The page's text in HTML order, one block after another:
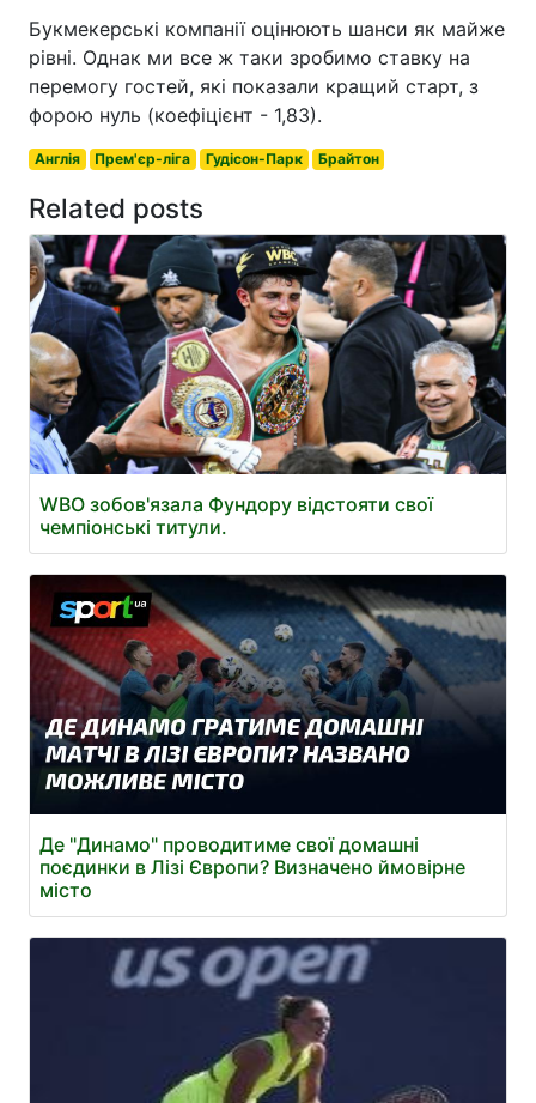
Букмекерські компанії оцінюють шанси як майже
рівні. Однак ми все ж таки зробимо ставку на
перемогу гостей, які показали кращий старт, з
форою нуль (коефіцієнт - 1,83).
Англія Прем'єр-ліга Гудісон-Парк Брайтон
Related posts
WBO зобов'язала Фундору відстояти свої
чемпіонські титули.
Де "Динамо" проводитиме свої домашні
поєдинки в Лізі Європи? Визначено ймовірне
місто